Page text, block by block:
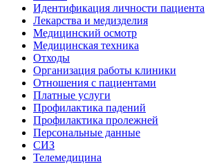
Идентификация личности пациента
Лекарства и медизделия
Медицинский осмотр
Медицинская техника
Отходы
Организация работы клиники
Отношения с пациентами
Платные услуги
Профилактика падений
Профилактика пролежней
Персональные данные
СИЗ
Телемедицина